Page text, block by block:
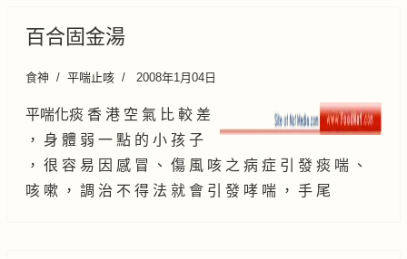
百合固金湯
食神 平喘止咳 2008年1月04日
平喘化痰 香 港 空 氣 比 較 差
， 身 體 弱 一 點 的 小 孩 子
， 很 容 易 因 感 冒 、 傷 風 咳 之 病 症 引 發 痰 喘 、
咳 嗽 ， 調 治 不 得 法 就 會 引 發 哮 喘 ， 手 尾